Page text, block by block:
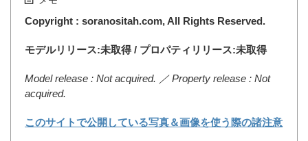
Copyright : soranositah.com, All Rights Reserved.
モデルリリース:未取得 / プロパティリリース:未取得
Model release : Not acquired. ／ Property release : Not
acquired.
このサイトで公開している写真＆画像を使う際の諸注意